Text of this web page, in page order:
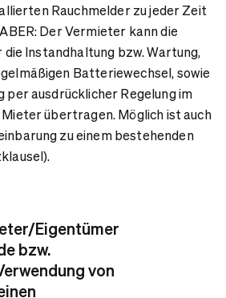
Rauchmelder zu jeder Zeit
Der Vermieter kann die
Instandhaltung bzw. Wartung,
Batteriewechsel, sowie
per ausdrücklicher Regelung im
übertragen. Möglich ist auch
zu einem bestehenden
Eigentümer
bzw.
von